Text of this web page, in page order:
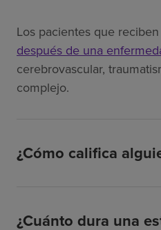
Los pacientes que
después de una
cerebrovascular,
complejo.
¿Cómo califica
¿Cuánto dura una